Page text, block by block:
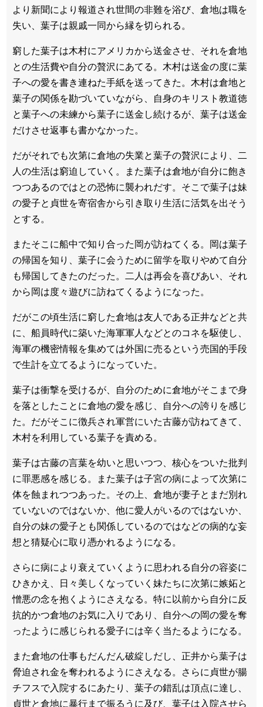
より新聞により報道され世間の非難を浴び、倉地は職を
失い、葉子は親戚一同から縁を切られる。
窮した葉子は木村にアメリカから送金させ、それを倉地
との生活費や自分の贅沢にあてる。木村は送金の度に葉
子への愛を書き連ねた手紙を送ってきた。木村は倉地と
葉子の関係を勘づいていながら、自身のキリスト教道徳
と葉子への未練から葉子に送金し続けるが、葉子は送金
だけさせ返事も書かなかった。
だがそれでも次第に倉地の失業と葉子の贅沢により、二
人の生活は窮迫していく。また葉子は倉地が自分に飽き
つつあるのではとの恐怖に襲われだす。そこで葉子は妹
の愛子と貞世を寄宿舎から引き取り生活に活気を出そう
とする。
またそこに船中で知り合った岡が訪ねてくる。岡は葉子
の帰国を知り、葉子に会うために留学を取りやめて自分
も帰国してきたのだった。二人は再会を喜びあい、それ
から岡は度々遊びに訪ねてくるようになった。
だがこの頃生活に窮した倉地は友人である正井などと共
に、船員時代に築いた海軍軍人などとのコネを駆使し、
海軍の機密情報を集めては外国に売るという売国的手段
で生計を立てるようになっていた。
葉子は衝撃を受けるが、自分のために倉地がそこまで身
を落としたことに倉地の愛を感じ、自分への誇りを感じ
た。だがそこに徴兵され軍営にいた古藤が訪ねてきて、
木村を利用している葉子を責める。
葉子は古藤の言葉を幼いと思いつつ、核心をついた批判
に罪悪感を感じる。また葉子は子宮の病によって次第に
体を蝕まれつつあった。その上、倉地が妻子とまだ別れ
ていないのではないか、他に愛人がいるのではないか、
自分の妹の愛子とも関係しているのではなどの病的な妄
想と猜疑心に取り憑かれるようになる。
さらに病により衰えていくように思われる自分の容姿に
ひきかえ、日々美しくなっていく妹たちに次第に嫉妬と
憎悪の念を抱くようにさえなる。特に以前から自分に反
抗的かつ倉地のお気に入りであり、自分への岡の愛を奪
ったように感じられる愛子には辛く当たるようになる。
また倉地の仕事もだんだん破綻しだし、正井から葉子は
脅迫され金を奪われるようにさえなる。さらに貞世が腸
チフスで入院するにあたり、葉子の錯乱は頂点に達し、
貞世と倉地に暴行まで振るうに及び、葉子は入院させら